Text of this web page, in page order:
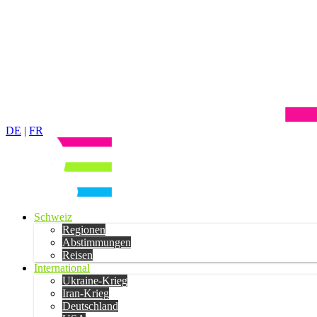
DE | FR
Schweiz
Regionen
Abstimmungen
Reisen
International
Ukraine-Krieg
Iran-Krieg
Deutschland